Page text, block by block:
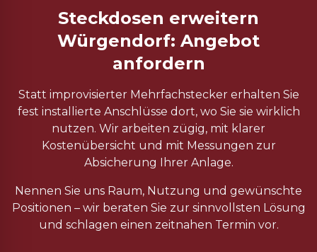
Steckdosen erweitern
Würgendorf: Angebot
anfordern
Statt improvisierter Mehrfachstecker erhalten Sie
fest installierte Anschlüsse dort, wo Sie sie wirklich
nutzen. Wir arbeiten zügig, mit klarer
Kostenübersicht und mit Messungen zur
Absicherung Ihrer Anlage.
Nennen Sie uns Raum, Nutzung und gewünschte
Positionen – wir beraten Sie zur sinnvollsten Lösung
und schlagen einen zeitnahen Termin vor.